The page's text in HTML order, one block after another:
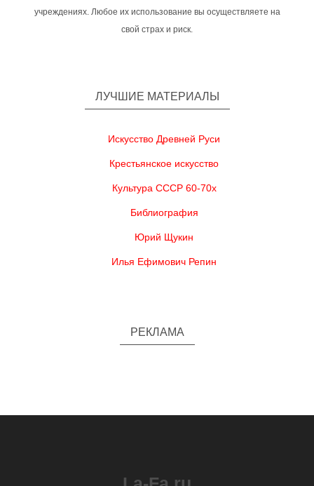
учреждениях. Любое их использование вы осуществляете на
свой страх и риск.
ЛУЧШИЕ МАТЕРИАЛЫ
Искусство Древней Руси
Крестьянское искусство
Культура СССР 60-70х
Библиография
Юрий Щукин
Илья Ефимович Репин
РЕКЛАМА